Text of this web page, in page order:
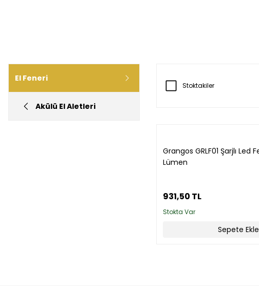
El Feneri
Akülü El Aletleri
Stoktakiler
Grangos GRLF01 Şarjlı Led
Lümen
931,50 TL
Stokta Var
Sepete Ekle